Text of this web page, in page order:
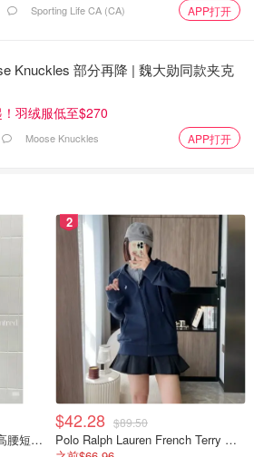
Sporting Life CA (CA) APP打开
Knuckles 部分再降 | 魏大勋同款夹克
羽绒服低至$270
Moose Knuckles APP打开
lululemon Softstreme 女士高腰短裤 10cm
2
$42.28 $89.50
Polo Ralph Lauren French Terry 女童连帽卫衣 7-16码